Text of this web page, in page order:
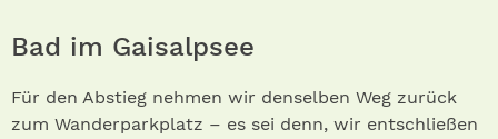
Bad im Gaisalpsee
Für den Abstieg nehmen wir denselben Weg zurück
zum Wanderparkplatz – es sei denn, wir entschließen